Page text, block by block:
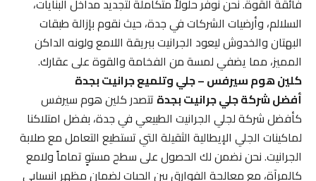
السلالم، وأرضيات الشركات في جدة، حيث نقوم بإزالة طبقات
البهتان والخدوش ليعود الجرانيت ببريقة اللامع ولونه الداكن
المميز، مما يضفي لمسة من الفخامة والقوة على عقارك.
كلين هوم سيرفس – جلي وتلميع جرانيت بجدة
أفضل شركة جلي جرانيت بجدةتتصدر كلين هوم سيرفس
كأفضل شركة لجلي الجرانيت الطبيعي في جدة، بفضل امتلاكنا
لماكينات الجلي الإيطالية الثقيلة التي تستطيع التعامل مع صلابة
الجرانيت. نحن نضمن لك الحصول على سطح مستوٍ تماماً ولامع
كالمرآة، مع معالجة الفوارق بين الحبات لضمان مظهر انسيابي